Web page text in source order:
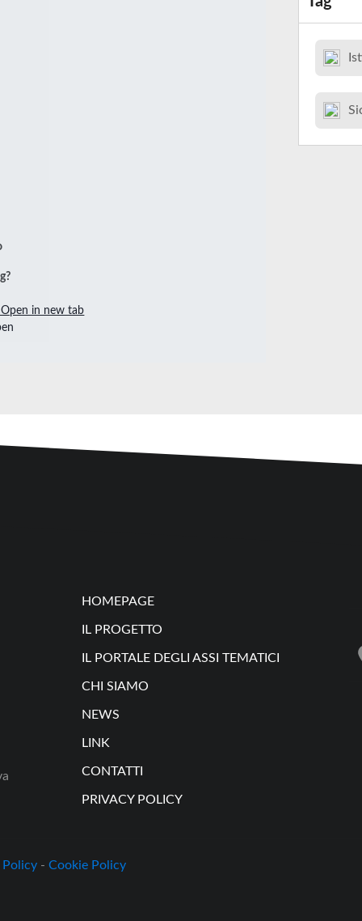
in new tab
HOMEPAGE
IL PROGETTO
IL PORTALE DEGLI ASSI TEMATICI
CHI SIAMO
NEWS
LINK
CONTATTI
PRIVACY POLICY
Policy - Cookie Policy